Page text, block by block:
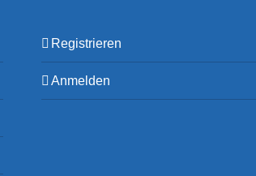
Registrieren
Anmelden